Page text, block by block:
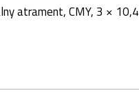
atrament, CMY, 3 × 10,4